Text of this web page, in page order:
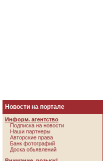
Новости на портале
Информ. агентство
Подписка на новости
Наши партнеры
Авторские права
Банк фотографий
Доска обьявлений